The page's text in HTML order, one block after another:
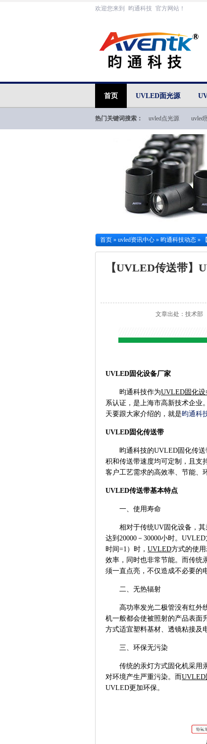
欢迎您来到 昀通科技 官方网站！
首页 UVLED面光源
uvled技术文档
热门关键词搜索： uvled点光源 uvled
首页 » uvled资讯中心 » 昀通科技动态 »
【UVLED传送带】
文章出处：技术部
UVLED固化设备厂家
昀通科技作为UVLED固化设
系认证，是上海市高新技术企业
天要跟大家介绍的，就是昀通科
UVLED固化传送带
昀通科技的UVLED固化传
积和传送带速度均可定制，
且支
客户工艺需求的高效率、节能、
UVLED传送带基本特点
一、使用寿命
相对于传统UV固化设备，其
达到20000－30000小时。 UVLED
时间=1 ）时， UVLED方式的使
效率，同时也非常节能。而传统
须一直点亮，不仅造成不必要的
二、无热辐射
高功率发光二极管没有红外
机一般都会使被照射的产品表面
方式适宜塑料基材、透镜粘接及
三、环保无污染
传统的汞灯方式固化机采用
对环境产生严重污染。而UVLED
UVLED更加环保。